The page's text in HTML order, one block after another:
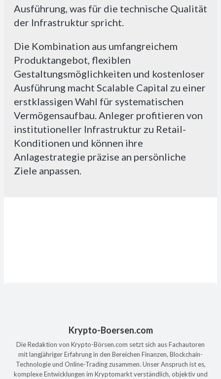
Ausführung, was für die technische Qualität
der Infrastruktur spricht.
Die Kombination aus umfangreichem
Produktangebot, flexiblen
Gestaltungsmöglichkeiten und kostenloser
Ausführung macht Scalable Capital zu einer
erstklassigen Wahl für systematischen
Vermögensaufbau. Anleger profitieren von
institutioneller Infrastruktur zu Retail-
Konditionen und können ihre
Anlagestrategie präzise an persönliche
Ziele anpassen.
Krypto-Boersen.com
Die Redaktion von Krypto-Börsen.com setzt sich aus Fachautoren
mit langjähriger Erfahrung in den Bereichen Finanzen, Blockchain-
Technologie und Online-Trading zusammen. Unser Anspruch ist es,
komplexe Entwicklungen im Kryptomarkt verständlich, objektiv und